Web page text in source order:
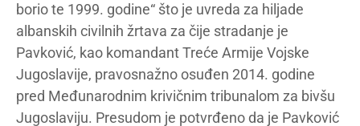
borio te 1999. godine“ što je uvreda za hiljade
albanskih civilnih žrtava za čije stradanje je
Pavković, kao komandant Treće Armije Vojske
Jugoslavije, pravosnažno osuđen 2014. godine
pred Međunarodnim krivičnim tribunalom za bivšu
Jugoslaviju. Presudom je potvrđeno da je Pavković